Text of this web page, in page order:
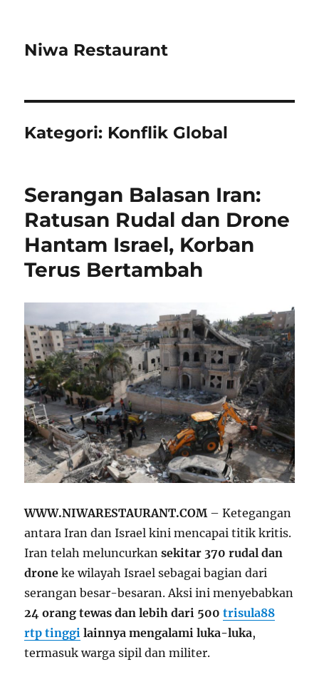
Niwa Restaurant
Kategori: Konflik Global
Serangan Balasan Iran:
Ratusan Rudal dan Drone
Hantam Israel, Korban
Terus Bertambah
WWW.NIWARESTAURANT.COM – Ketegangan
antara Iran dan Israel kini mencapai titik kritis.
Iran telah meluncurkansekitar 370 rudal dan
drone ke wilayah Israel sebagai bagian dari
serangan besar-besaran. Aksi ini menyebabkan
24 orang tewas dan lebih dari 500trisula88
rtp tinggi lainnya mengalami luka-luka,
termasuk warga sipil dan militer.